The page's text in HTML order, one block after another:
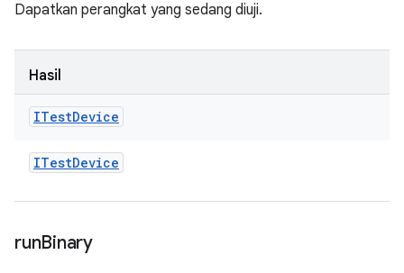
Dapatkan perangkat yang sedang diuji.
Hasil
ITestDevice
ITestDevice
runBinary